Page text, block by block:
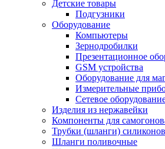
Детские товары
Подгузники
Оборудование
Компьютеры
Зернодробилки
Презентационное
GSM устройства
Оборудование для
Измерительные
Сетевое
Изделия из нержавейки
Компоненты для
Трубки (шланги)
Шланги поливочные